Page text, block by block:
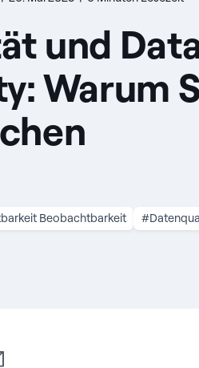
und
Warum
Beobachtbarkeit